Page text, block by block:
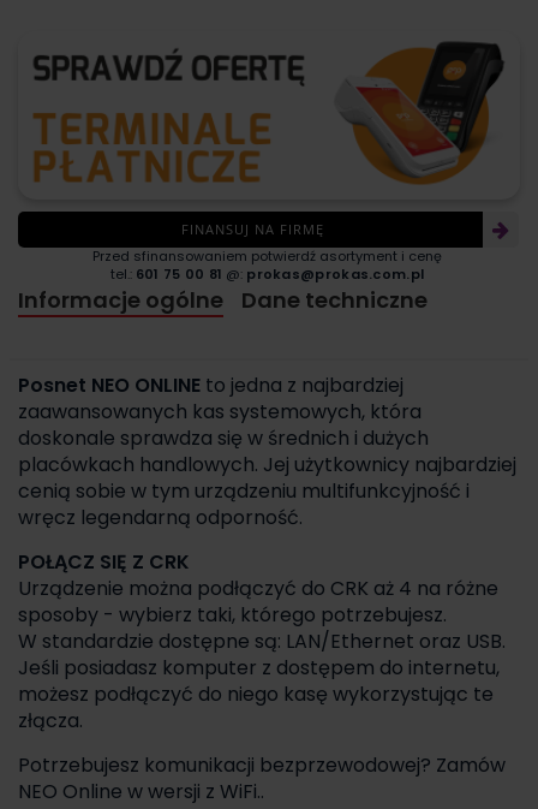
FINANSUJ NA FIRMĘ
Przed sfinansowaniem potwierdź asortyment i cenę
tel.: 601 75 00 81 @: prokas@prokas.com.pl
Informacje ogólne Dane techniczne
Posnet NEO ONLINE to jedna z najbardziej
zaawansowanych kas systemowych, która
doskonale sprawdza się w średnich i dużych
placówkach handlowych. Jej użytkownicy najbardziej
cenią sobie w tym urządzeniu multifunkcyjność i
wręcz legendarną odporność.
POŁĄCZ SIĘ Z CRK
Urządzenie można podłączyć do CRK aż 4 na różne
sposoby - wybierz taki, którego potrzebujesz.
W standardzie dostępne są: LAN/Ethernet oraz USB.
Jeśli posiadasz komputer z dostępem do internetu,
możesz podłączyć do niego kasę wykorzystując te
złącza.
Potrzebujesz komunikacji bezprzewodowej? Zamów
NEO Online w wersji z WiFi..